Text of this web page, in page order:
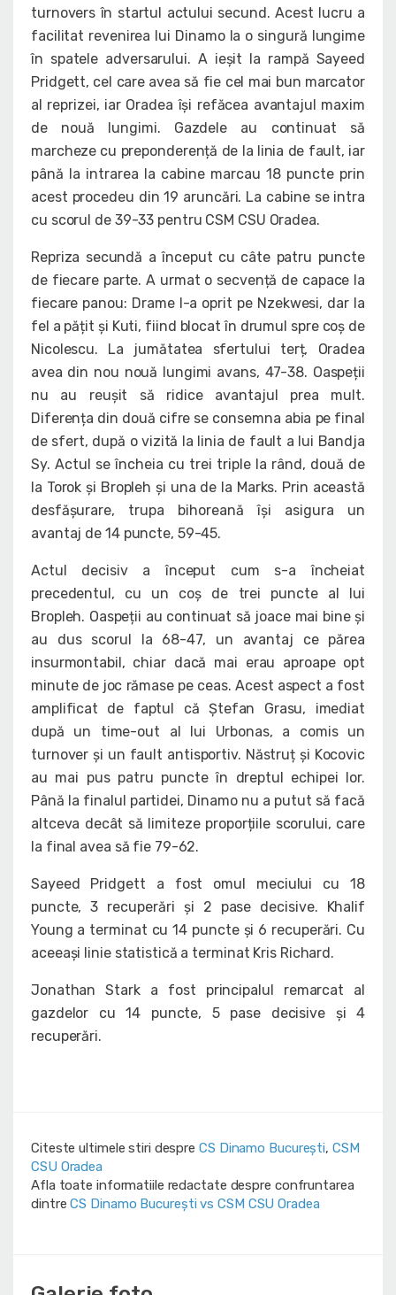
turnovers în startul actului secund. Acest lucru a
facilitat revenirea lui Dinamo la o singură lungime
în spatele adversarului. A ieșit la rampă Sayeed
Pridgett, cel care avea să fie cel mai bun marcator
al reprizei, iar Oradea își refăcea avantajul maxim
de nouă lungimi. Gazdele au continuat să
marcheze cu preponderență de la linia de fault, iar
până la intrarea la cabine marcau 18 puncte prin
acest procedeu din 19 aruncări. La cabine se intra
cu scorul de 39-33 pentru CSM CSU Oradea.
Repriza secundă a început cu câte patru puncte
de fiecare parte. A urmat o secvență de capace la
fiecare panou: Drame l-a oprit pe Nzekwesi, dar la
fel a pățit și Kuti, fiind blocat în drumul spre coș de
Nicolescu. La jumătatea sfertului terț, Oradea
avea din nou nouă lungimi avans, 47-38. Oaspeții
nu au reușit să ridice avantajul prea mult.
Diferența din două cifre se consemna abia pe final
de sfert, după o vizită la linia de fault a lui Bandja
Sy. Actul se încheia cu trei triple la rând, două de
la Torok și Bropleh și una de la Marks. Prin această
desfășurare, trupa bihoreană își asigura un
avantaj de 14 puncte, 59-45.
Actul decisiv a început cum s-a încheiat
precedentul, cu un coș de trei puncte al lui
Bropleh. Oaspeții au continuat să joace mai bine și
au dus scorul la 68-47, un avantaj ce părea
insurmontabil, chiar dacă mai erau aproape opt
minute de joc rămase pe ceas. Acest aspect a fost
amplificat de faptul că Ștefan Grasu, imediat
după un time-out al lui Urbonas, a comis un
turnover și un fault antisportiv. Năstruț și Kocovic
au mai pus patru puncte în dreptul echipei lor.
Până la finalul partidei, Dinamo nu a putut să facă
altceva decât să limiteze proporțiile scorului, care
la final avea să fie 79-62.
Sayeed Pridgett a fost omul meciului cu 18
puncte, 3 recuperări și 2 pase decisive. Khalif
Young a terminat cu 14 puncte și 6 recuperări. Cu
aceeași linie statistică a terminat Kris Richard.
Jonathan Stark a fost principalul remarcat al
gazdelor cu 14 puncte, 5 pase decisive și 4
recuperări.
Citeste ultimele stiri despre CS Dinamo Bucureşti, CSM
CSU Oradea
Afla toate informatiile redactate despre confruntarea
dintreCS Dinamo Bucureşti vs CSM CSU Oradea